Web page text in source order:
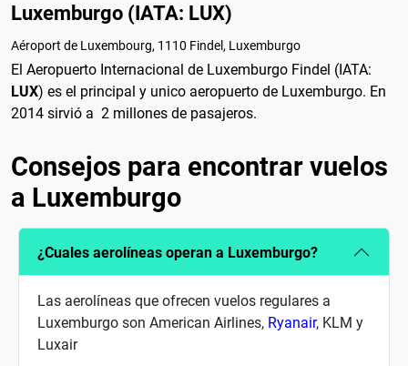
Luxemburgo (IATA: LUX)
Aéroport de Luxembourg, 1110 Findel, Luxemburgo
El Aeropuerto Internacional de Luxemburgo Findel (IATA:
LUX) es el principal y unico aeropuerto de Luxemburgo. En
2014 sirvió a 2 millones de pasajeros.
Consejos para encontrar vuelos
a Luxemburgo
¿Cuales aerolíneas operan a Luxemburgo?
Las aerolíneas que ofrecen vuelos regulares a
Luxemburgo son American Airlines, Ryanair, KLM y
Luxair